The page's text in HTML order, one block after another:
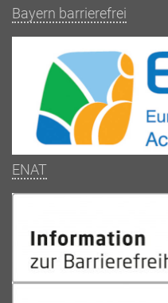
Bayern barrierefrei
ENAT